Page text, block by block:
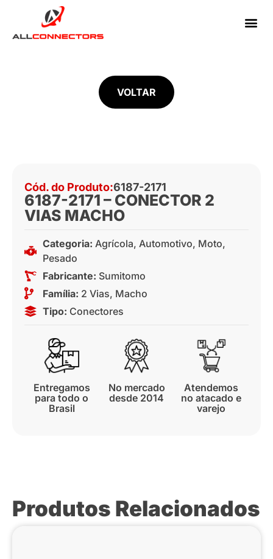
VOLTAR
Cód. do Produto:6187-2171
6187-2171 – CONECTOR 2
VIAS MACHO
Categoria: Agrícola, Automotivo, Moto,
Pesado
Fabricante: Sumitomo
Família: 2 Vias, Macho
Tipo: Conectores
Entregamos
para todo o
Brasil
No mercado
desde 2014
Atendemos
no atacado e
varejo
Produtos Relacionados